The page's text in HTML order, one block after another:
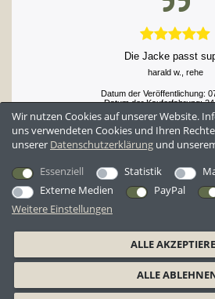
Die Jacke passt
harald w., rehe
Datum der Veröffentlichung:
Datum der Kauferfahrung:
Wir nutzen Cookies auf unserer Website.
uns verwendeten Cookies und Ihren
unserer Daten­schutz­erklärung und
Essenziell
Statistik
Externe Medien
PayPal
Weitere Einstellungen
ALLE
ALLE
AGB Datenschutzerklärung
Barrierefreiheitserklärung